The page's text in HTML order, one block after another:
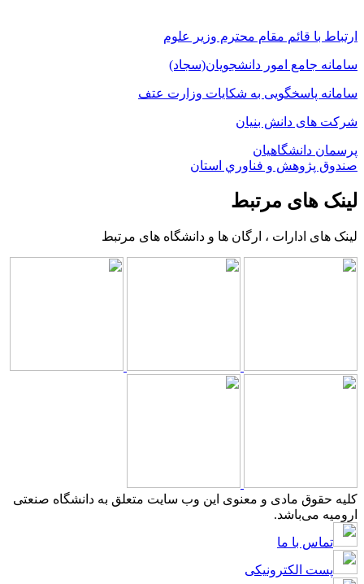
ارتباط با قائم مقام محترم وزیر علوم
سامانه جامع امور دانشجویان(سجاد)
سامانه پاسخگویی به شکایات وزارت عتف
شرکت های دانش بنیان
پرسمان دانشگاهیان
صندوق پژوهش و فناوري استان
لینک های مرتبط
لینک های ادارات ، ارگان ها و دانشگاه های مرتبط
کلیه حقوق مادی و معنوی این وب سایت متعلق به دانشگاه صنعتی
ارومیه می‌باشد.
تماس با ما
پست الکترونیکی